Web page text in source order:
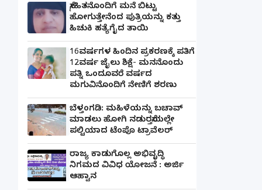
ಸ್ನೇಹಿತನೊಂದಿಗೆ ಮನೆ ಬಿಟ್ಟು
ಹೋಗುತ್ತೇನೆಂದ ಪುತ್ರಿಯನ್ನು ಕತ್ತು
ಹಿಚುಕಿ ಹತ್ಯೆಗೈದ ತಾಯಿ
16ವರ್ಷಗಳ ಹಿಂದಿನ ಪ್ರಕರಣಕ್ಕೆ ಪತಿಗೆ
12ವರ್ಷ ಜೈಲು ಶಿಕ್ಷೆ- ಮನನೊಂದು
ಪತ್ನಿ ಒಂದೂವರೆ ವರ್ಷದ
ಮಗುವಿನೊಂದಿಗೆ ನೇಣಿಗೆ ಶರಣು
ಬೆಳ್ತಂಗಡಿ: ಮಹಿಳೆಯನ್ನು ಬಚಾವ್
ಮಾಡಲು ಹೋಗಿ ನಡುರಸ್ತೆಯಲ್ಲೇ
ಪಲ್ಟಿಯಾದ ಟೆಂಪೊ ಟ್ರಾವೆಲರ್
ರಾಜ್ಯ ಕಾಡುಗೊಲ್ಲ ಅಭಿವೃದ್ಧಿ
ನಿಗಮದ ವಿವಿಧ ಯೋಜನೆ : ಅರ್ಜಿ
ಆಹ್ವಾನ